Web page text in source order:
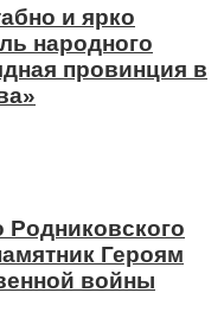
и ярко
народного
провинция в
Героям
войны